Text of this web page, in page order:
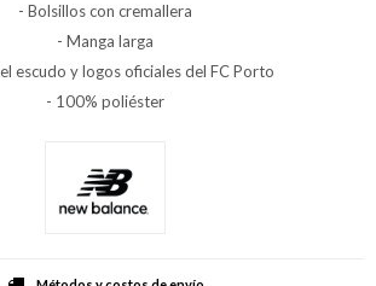
- Bolsillos con cremallera
- Manga larga
escudo y logos oficiales del FC Porto
- 100% poliéster